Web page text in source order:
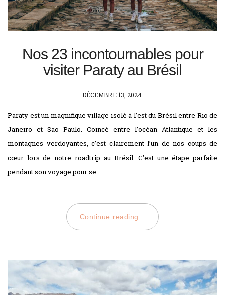
Nos 23 incontournables pour
visiter Paraty au Brésil
POSTED
DÉCEMBRE 13, 2024
Paraty est un magnifique village isolé à l’est du Brésil entre Rio de
Janeiro et Sao Paulo. Coincé entre l’océan Atlantique et les
montagnes verdoyantes, c’est clairement l’un de nos coups de
cœur lors de notre roadtrip au Brésil. C’est une étape parfaite
pendant son voyage pour se …
Continue reading...